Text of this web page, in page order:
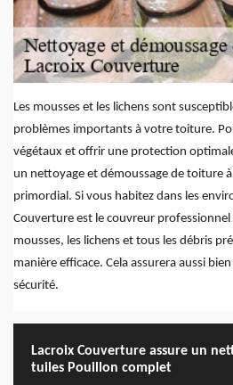
Les mousses et les lichens sont
problèmes importants à votre toiture.
végétaux et offrir une protection
un nettoyage et démoussage de toiture
primordial. Si vous habitez dans les
Couverture est le couvreur professionnel
mousses, les lichens et tous les débris
manière efficace. Cela assurera aussi
sécurité.
Lacroix Couverture assure un
tuiles Pouillon complet